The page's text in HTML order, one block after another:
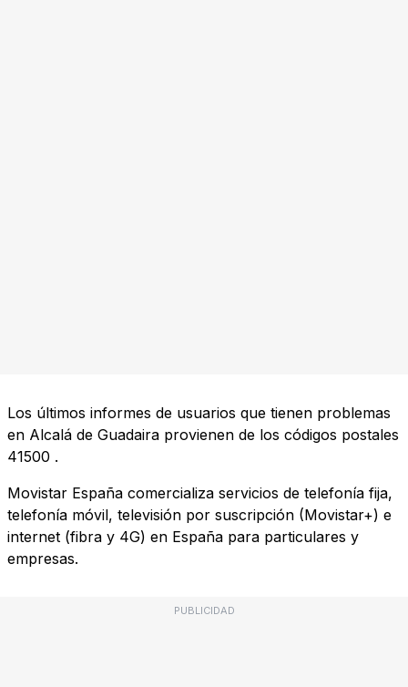
Los últimos informes de usuarios que tienen problemas
en Alcalá de Guadaira provienen de los códigos postales
41500 .
Movistar España comercializa servicios de telefonía fija,
telefonía móvil, televisión por suscripción (Movistar+) e
internet (fibra y 4G) en España para particulares y
empresas.
PUBLICIDAD